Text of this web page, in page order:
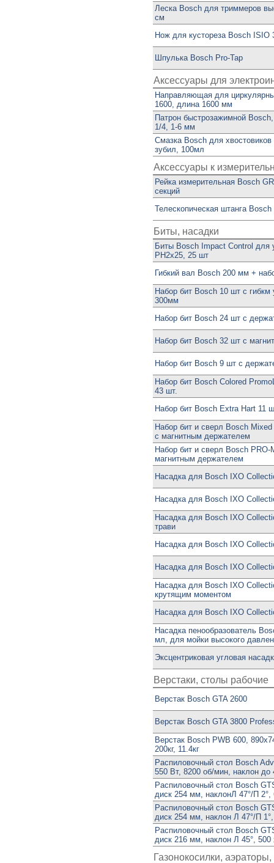
Леска Bosch для триммеров
см
Нож для кустореза Bosch ISIO
Шпулька Bosch Pro-Tap
Аксессуары для
Направляющая для
1600, длина 1600 мм
Патрон быстрозажимной
1/4, 1-6 мм
Смазка Bosch для
зубил, 100мл
Аксессуары к
Рейка измерительная Bosch
секций
Телескопическая штанга
Биты, насадки
Биты Bosch Impact Control для
PH2х25, 25 шт
Гибкий вал Bosch 200 мм +
Набор бит Bosch 10 шт с гибкм
300мм
Набор бит Bosch 24 шт с
Набор бит Bosch 32 шт с
Набор бит Bosch 9 шт с
Набор бит Bosch Colored
43 шт.
Набор бит Bosch Extra Hart 11
Набор бит и сверл Bosch
с магнитным держателем
Набор бит и сверл Bosch
магнитным держателем
Насадка для Bosch IXO
Насадка для Bosch IXO
Насадка для Bosch IXO
трави
Насадка для Bosch IXO
Насадка для Bosch IXO
Насадка для Bosch IXO
крутящим моментом
Насадка для Bosch IXO
Насадка пенообразователь
мл, для мойки высокого
Эксцентриковая угловая
Верстаки, столы рабочие
Верстак Bosch GTA 2600
Верстак Bosch GTA 3800
Верстак Bosch PWB 600,
200кг, 11.4кг
Распиловочный стол Bosch
550 Вт, 8200 об/мин, наклон до
Распиловочный стол Bosch
диск 254 мм, наклонЛ 47°/П 2°,
Распиловочный стол Bosch
диск 254 мм, наклон Л 47°/П
Распиловочный стол Bosch
диск 216 мм, наклон Л 45°, 500
Газонокосилки,